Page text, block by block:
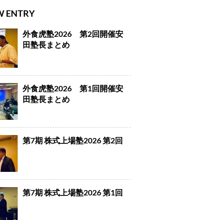
ENTRY
外食虎塾2026 第2回開催安
田塾長まとめ
外食虎塾2026 第1回開催安
田塾長まとめ
第7期 株式上場塾2026 第2回
第7期 株式上場塾2026 第1回